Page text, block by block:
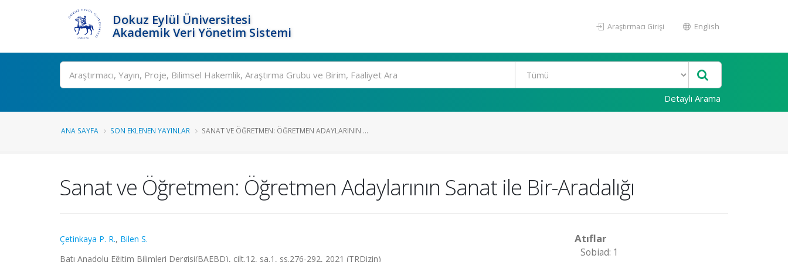
Dokuz Eylül Üniversitesi
Akademik Veri Yönetim Sistemi
Araştırmacı Girişi English
Ara
Detaylı Arama
ANA SAYFA SON EKLENEN YAYINLAR SANAT VE ÖĞRETMEN: ÖĞRETMEN ADAYLARININ ...
Sanat ve Öğretmen: Öğretmen Adaylarının Sanat ile Bir-Aradalığı
Çetinkaya P. R., Bilen S.
Batı Anadolu Eğitim Bilimleri Dergisi(BAEBD), cilt.12, sa.1, ss.276-292, 2021 (TRDizin)
Atıflar
Sobiad: 1